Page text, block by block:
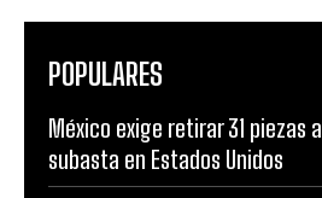
POPULARES
México exige retirar 31 piezas
subasta en Estados Unidos